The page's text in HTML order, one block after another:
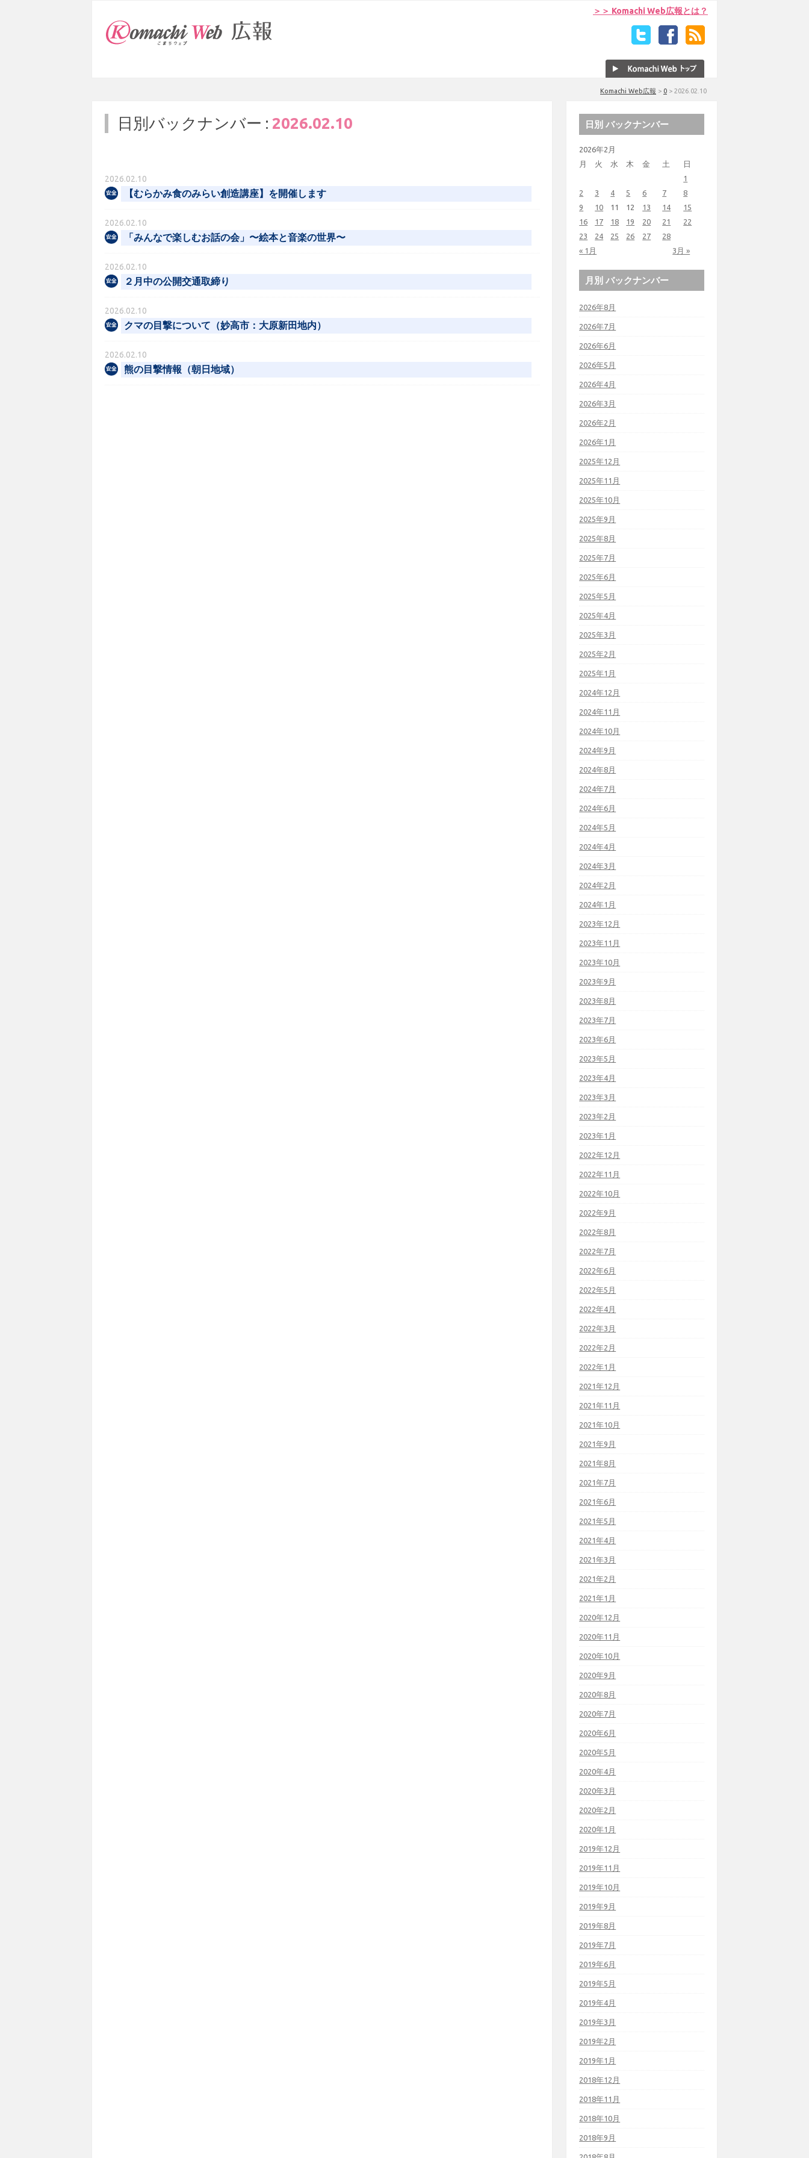
＞＞ Komachi Web広報とは？
Komachi Web広報 > 0 > 2026.02.10
日別バックナンバー : 2026.02.10
2026.02.10
【むらかみ食のみらい創造講座】を開催します
2026.02.10
「みんなで楽しむお話の会」〜絵本と音楽の世界〜
2026.02.10
２月中の公開交通取締り
2026.02.10
クマの目撃について（妙高市：大原新田地内）
2026.02.10
熊の目撃情報（朝日地域）
日別 バックナンバー
2026年2月
月
火 水 木 金 土 日
« 1月 3月 »
1
2
3 4 5 6 7
8
9
10 11 12 13 14
15
16
17 18 19 20 21
22
23
24 25 26 27 28
月別 バックナンバー
2026年8月
2026年7月
2026年6月
2026年5月
2026年4月
2026年3月
2026年2月
2026年1月
2025年12月
2025年11月
2025年10月
2025年9月
2025年8月
2025年7月
2025年6月
2025年5月
2025年4月
2025年3月
2025年2月
2025年1月
2024年12月
2024年11月
2024年10月
2024年9月
2024年8月
2024年7月
2024年6月
2024年5月
2024年4月
2024年3月
2024年2月
2024年1月
2023年12月
2023年11月
2023年10月
2023年9月
2023年8月
2023年7月
2023年6月
2023年5月
2023年4月
2023年3月
2023年2月
2023年1月
2022年12月
2022年11月
2022年10月
2022年9月
2022年8月
2022年7月
2022年6月
2022年5月
2022年4月
2022年3月
2022年2月
2022年1月
2021年12月
2021年11月
2021年10月
2021年9月
2021年8月
2021年7月
2021年6月
2021年5月
2021年4月
2021年3月
2021年2月
2021年1月
2020年12月
2020年11月
2020年10月
2020年9月
2020年8月
2020年7月
2020年6月
2020年5月
2020年4月
2020年3月
2020年2月
2020年1月
2019年12月
2019年11月
2019年10月
2019年9月
2019年8月
2019年7月
2019年6月
2019年5月
2019年4月
2019年3月
2019年2月
2019年1月
2018年12月
2018年11月
2018年10月
2018年9月